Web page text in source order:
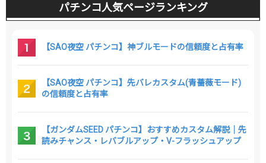
パチンコ人気ページランキング
【SAO夜空 パチンコ】神ブルモードの信頼度と占有率
【SAO夜空 パチンコ】先バレカスタム(青薔薇モード)
の信頼度と占有率
【ガンダムSEED パチンコ】おすすめカスタム解説｜先
読みチャンス・レバブルアップ・V-フラッシュアップ